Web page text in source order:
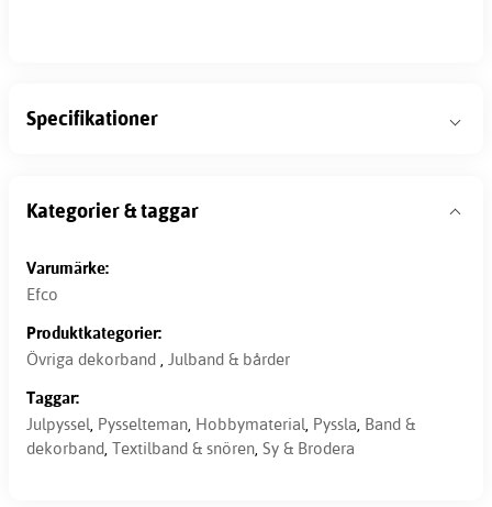
Specifikationer
Kategorier & taggar
Varumärke:
Efco
Produktkategorier:
Övriga dekorband , Julband & bårder
Taggar:
Julpyssel, Pysselteman, Hobbymaterial, Pyssla, Band &
dekorband, Textilband & snören, Sy & Brodera